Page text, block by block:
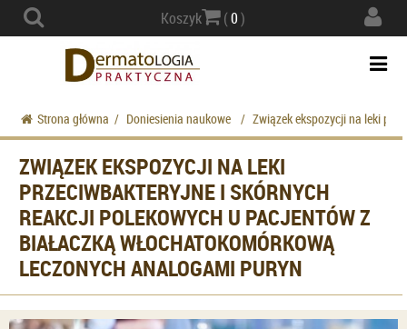
Koszyk (0)
Strona główna / Doniesienia naukowe / Związek ekspozycji na leki
ZWIĄZEK EKSPOZYCJI NA LEKI
PRZECIWBAKTERYJNE I SKÓRNYCH
REAKCJI POLEKOWYCH U PACJENTÓW Z
BIAŁACZKĄ WŁOCHATOKOMÓRKOWĄ
LECZONYCH ANALOGAMI PURYN